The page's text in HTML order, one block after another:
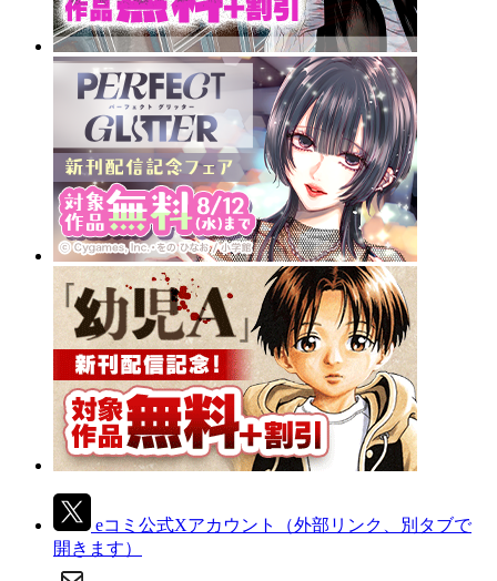
eコミ公式Xアカウント
（外部リンク、別タブで
開きます）